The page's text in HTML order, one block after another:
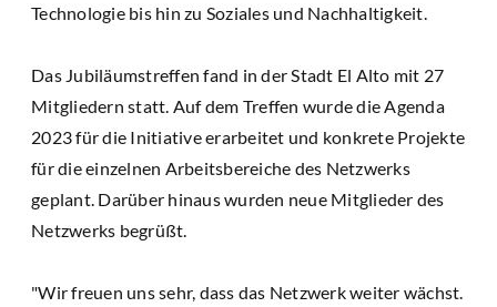
Technologie bis hin zu Soziales und Nachhaltigkeit.
Das Jubiläumstreffen fand in der Stadt El Alto mit 27
Mitgliedern statt. Auf dem Treffen wurde die Agenda
2023 für die Initiative erarbeitet und konkrete Projekte
für die einzelnen Arbeitsbereiche des Netzwerks
geplant. Darüber hinaus wurden neue Mitglieder des
Netzwerks begrüßt.
"Wir freuen uns sehr, dass das Netzwerk weiter wächst.